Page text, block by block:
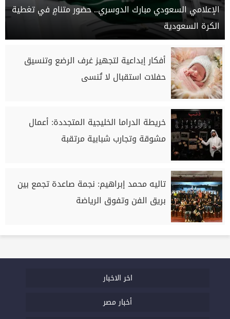
الإعلامي السعودي مبارك الدوسري.. حضور متنامٍ في تغطية
الكرة السعودية
أفكار إبداعية لتجهيز غرف الرضع وتنسيق
حفلات استقبال لا تُنسى
خريطة الدراما الخليجية المتجددة: أعمال
مشوقة وتجارب شبابية مرتقبة
تاليه محمد إبراهيم: نجمة صاعدة تجمع بين
بريق الفن وتفوق الرياضة
اخر الاخبار
أخبار مصر